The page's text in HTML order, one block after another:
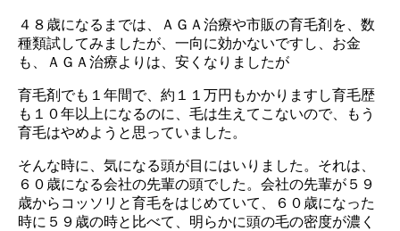
４８歳になるまでは、ＡＧＡ治療や市販の育毛剤を、数
種類試してみましたが、一向に効かないですし、お金
も、ＡＧＡ治療よりは、安くなりましたが
育毛剤でも１年間で、約１１万円もかかりますし育毛歴
も１０年以上になるのに、毛は生えてこないので、もう
育毛はやめようと思っていました。
そんな時に、気になる頭が目にはいりました。それは、
６０歳になる会社の先輩の頭でした。会社の先輩が５９
歳からコッソリと育毛をはじめていて、６０歳になった
時に５９歳の時と比べて、明らかに頭の毛の密度が濃く